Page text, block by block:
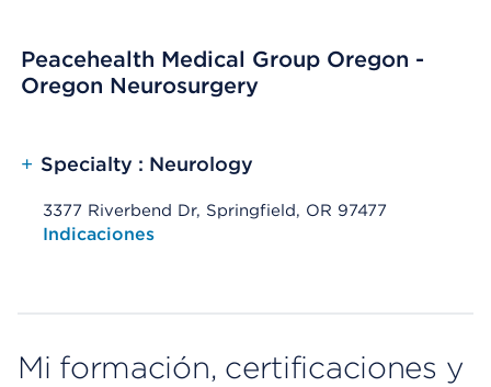
Peacehealth Medical Group Oregon -
Oregon Neurosurgery
+ Specialty : Neurology
3377 Riverbend Dr, Springfield, OR 97477
Opens native map application on mobile devices
Indicaciones
Mi formación, certificaciones y